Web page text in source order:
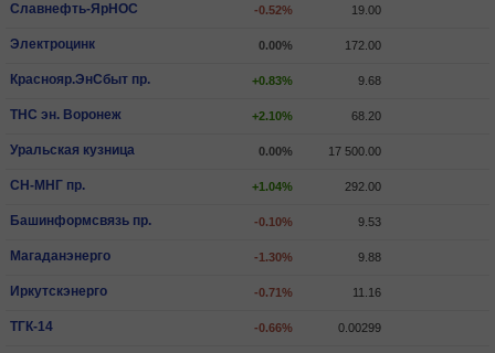
Славнефть-ЯрНОС -0.52% 19.00
Электроцинк 0.00% 172.00
Краснояр.ЭнСбыт пр. +0.83% 9.68
ТНС эн. Воронеж +2.10% 68.20
Уральская кузница 0.00% 17 500.00
СН-МНГ пр. +1.04% 292.00
Башинформсвязь пр. -0.10% 9.53
Магаданэнерго -1.30% 9.88
Иркутскэнерго -0.71% 11.16
ТГК-14 -0.66% 0.00299